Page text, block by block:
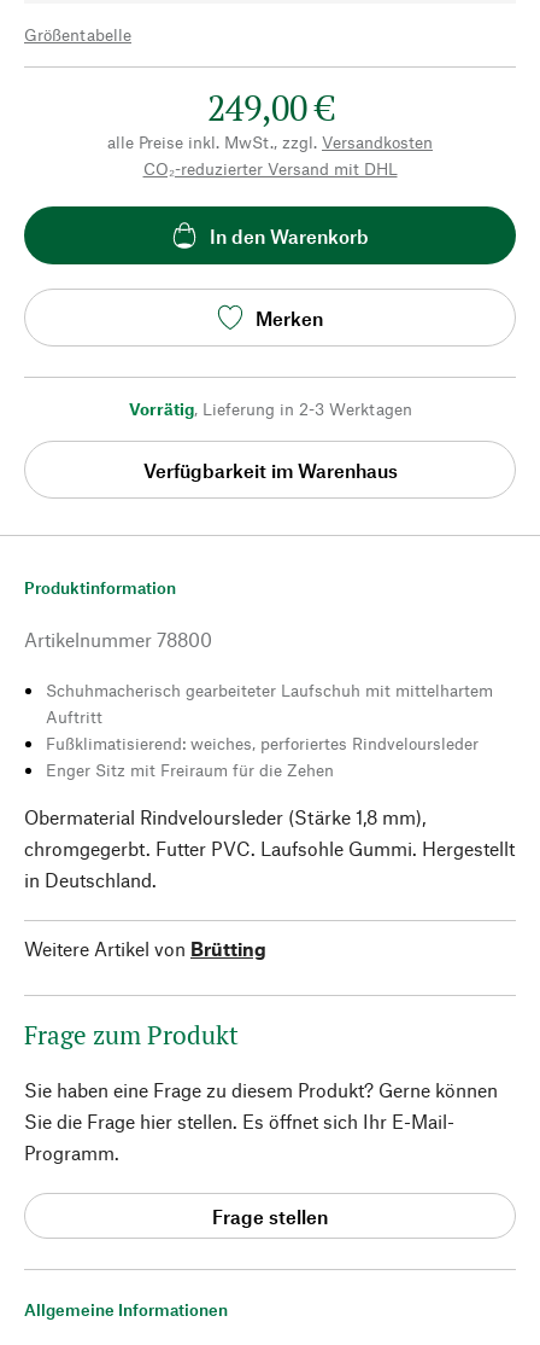
Größentabelle
249,00 €
alle Preise inkl. MwSt., zzgl. Versandkosten
CO₂-reduzierter Versand mit DHL
In den Warenkorb
Merken
Vorrätig, Lieferung in 2-3 Werktagen
Verfügbarkeit im Warenhaus
Allgemeine Informationen
Produktinformation
Artikelnummer 78800
Schuhmacherisch gearbeiteter Laufschuh mit mittelhartem
Auftritt
Fußklimatisierend: weiches, perforiertes Rindveloursleder
Enger Sitz mit Freiraum für die Zehen
Obermaterial Rindveloursleder (Stärke 1,8 mm),
chromgegerbt. Futter PVC. Laufsohle Gummi. Hergestellt
in Deutschland.
Weitere Artikel von Brütting
Frage zum Produkt
Sie haben eine Frage zu diesem Produkt? Gerne können
Sie die Frage hier stellen. Es öffnet sich Ihr E-Mail-
Programm.
Frage stellen